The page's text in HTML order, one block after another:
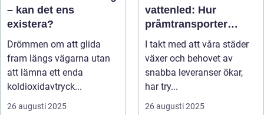
– kan det ens
existera?
Drömmen om att glida
fram längs vägarna utan
att lämna ett enda
koldioxidavtryck...
26 augusti 2025
vattenled: Hur
pråmtransporter
räddar städernas
luftkvalitet
I takt med att våra städer
växer och behovet av
snabba leveranser ökar,
har try...
26 augusti 2025